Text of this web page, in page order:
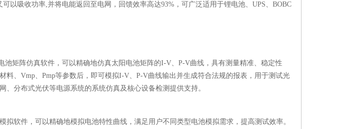
以吸收功率,并将电能返回至电网，回馈效率高达93%，可广泛适用于锂电池、UPS、BOBC
池矩阵仿真软件，可以精确地仿真太阳电池矩阵的I-V、P-V曲线，具有测量精准、稳定性
料、Vmp、Pmp等参数后，即可模拟I-V、P-V曲线输出并生成符合法规的报表，用于测试光
分布式光伏等电源系统的系统仿真及核心设备检测提供支持。
拟软件，可以精确地模拟电池特性曲线，满足用户不同类型电池模拟需求，提高测试效率。